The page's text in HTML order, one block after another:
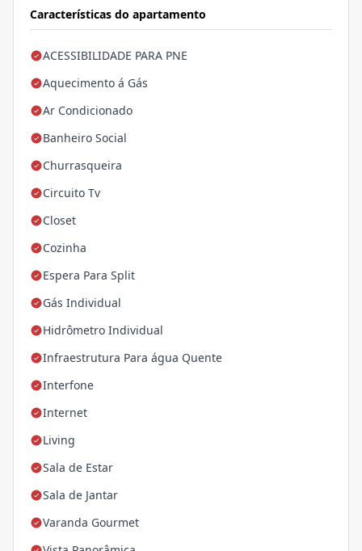
Características do apartamento
ACESSIBILIDADE PARA PNE
Aquecimento á Gás
Ar Condicionado
Banheiro Social
Churrasqueira
Circuito Tv
Closet
Cozinha
Espera Para Split
Gás Individual
Hidrômetro Individual
Infraestrutura Para água Quente
Interfone
Internet
Living
Sala de Estar
Sala de Jantar
Varanda Gourmet